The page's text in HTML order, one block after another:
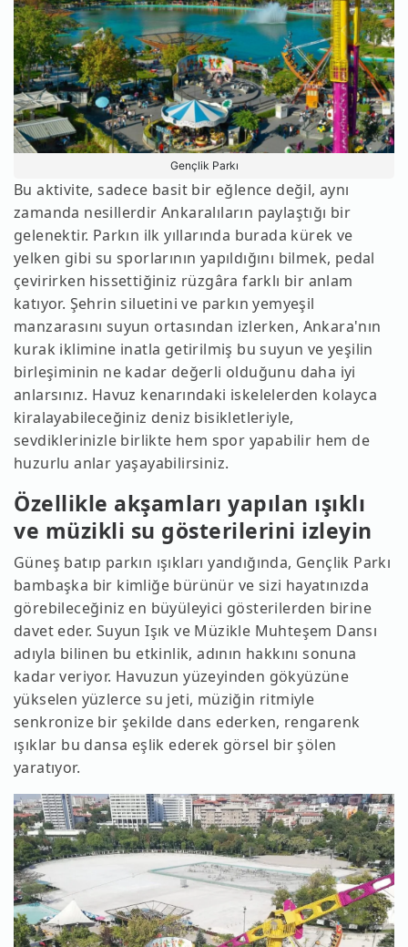
Gençlik Parkı
Bu aktivite, sadece basit bir eğlence değil, aynı
zamanda nesillerdir Ankaralıların paylaştığı bir
gelenektir. Parkın ilk yıllarında burada kürek ve
yelken gibi su sporlarının yapıldığını bilmek, pedal
çevirirken hissettiğiniz rüzgâra farklı bir anlam
katıyor. Şehrin siluetini ve parkın yemyeşil
manzarasını suyun ortasından izlerken, Ankara'nın
kurak iklimine inatla getirilmiş bu suyun ve yeşilin
birleşiminin ne kadar değerli olduğunu daha iyi
anlarsınız. Havuz kenarındaki iskelelerden kolayca
kiralayabileceğiniz deniz bisikletleriyle,
sevdiklerinizle birlikte hem spor yapabilir hem de
huzurlu anlar yaşayabilirsiniz.
Özellikle akşamları yapılan ışıklı
ve müzikli su gösterilerini izleyin
Güneş batıp parkın ışıkları yandığında, Gençlik Parkı
bambaşka bir kimliğe bürünür ve sizi hayatınızda
görebileceğiniz en büyüleyici gösterilerden birine
davet eder. Suyun Işık ve Müzikle Muhteşem Dansı
adıyla bilinen bu etkinlik, adının hakkını sonuna
kadar veriyor. Havuzun yüzeyinden gökyüzüne
yükselen yüzlerce su jeti, müziğin ritmiyle
senkronize bir şekilde dans ederken, rengarenk
ışıklar bu dansa eşlik ederek görsel bir şölen
yaratıyor.